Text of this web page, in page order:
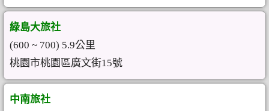
綠島大旅社
(600 ~ 700) 5.9公里
桃園市桃園區廣文街15號
中南旅社